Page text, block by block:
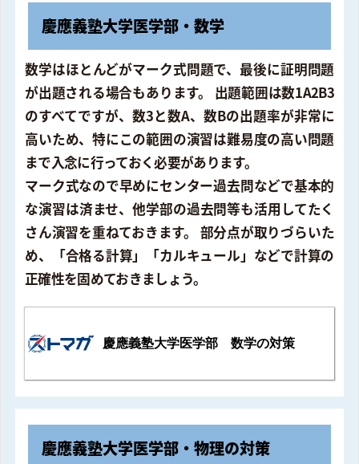
慶應義塾大学医学部・数学
数学はほとんどがマーク式問題で、最後に証明問題
が出題される場合もあります。 出題範囲は数1A2B3
のすべてですが、数3と数A、数Bの出題率が非常に
高いため、特にこの範囲の演習は難易度の高い問題
まで入念に行っておく必要があります。
マーク式なので早めにセンター過去問などで基本的
な演習は済ませ、他学部の過去問等も活用してたく
さん演習を重ねておきます。 部分点が取りづらいた
め、「合格る計算」「カルキュール」などで計算の
正確性を固めておきましょう。
慶應義塾大学医学部 数学の対策
慶應義塾大学医学部・物理の対策